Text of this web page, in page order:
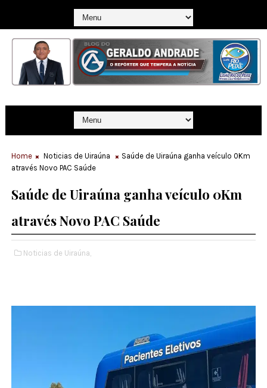
Home Noticias de Uiraúna
Saúde de Uiraúna ganha veículo 0Km
através Novo PAC Saúde
Saúde de Uiraúna ganha veículo 0Km
através Novo PAC Saúde
Noticias de Uiraúna,